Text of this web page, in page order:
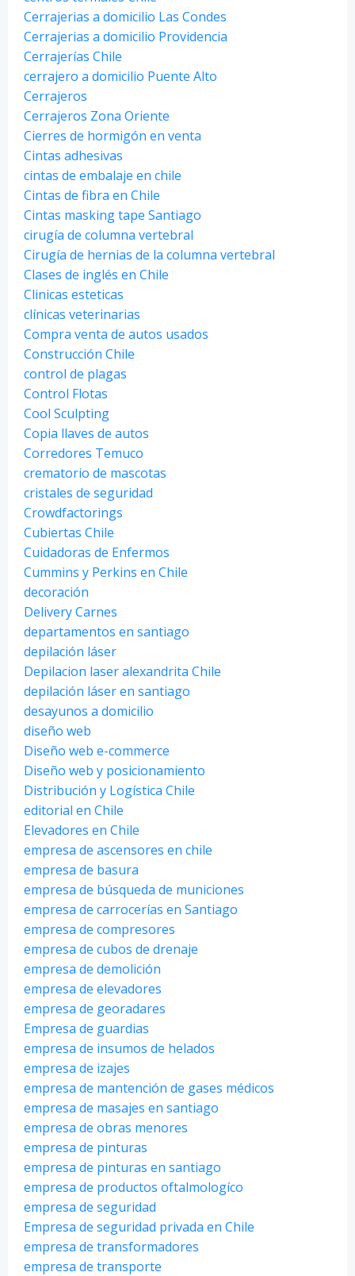
Cerrajerias a domicilio Las Condes
Cerrajerias a domicilio Providencia
Cerrajerías Chile
cerrajero a domicilio Puente Alto
Cerrajeros
Cerrajeros Zona Oriente
Cierres de hormigón en venta
Cintas adhesivas
cintas de embalaje en chile
Cintas de fibra en Chile
Cintas masking tape Santiago
cirugía de columna vertebral
Cirugía de hernias de la columna vertebral
Clases de inglés en Chile
Clinicas esteticas
clínicas veterinarias
Compra venta de autos usados
Construcción Chile
control de plagas
Control Flotas
Cool Sculpting
Copia llaves de autos
Corredores Temuco
crematorio de mascotas
cristales de seguridad
Crowdfactorings
Cubiertas Chile
Cuidadoras de Enfermos
Cummins y Perkins en Chile
decoración
Delivery Carnes
departamentos en santiago
depilación láser
Depilacion laser alexandrita Chile
depilación láser en santiago
desayunos a domicilio
diseño web
Diseño web e-commerce
Diseño web y posicionamiento
Distribución y Logística Chile
editorial en Chile
Elevadores en Chile
empresa de ascensores en chile
empresa de basura
empresa de búsqueda de municiones
empresa de carrocerías en Santiago
empresa de compresores
empresa de cubos de drenaje
empresa de demolición
empresa de elevadores
empresa de georadares
Empresa de guardias
empresa de insumos de helados
empresa de izajes
empresa de mantención de gases médicos
empresa de masajes en santiago
empresa de obras menores
empresa de pinturas
empresa de pinturas en santiago
empresa de productos oftalmologíco
empresa de seguridad
Empresa de seguridad privada en Chile
empresa de transformadores
empresa de transporte